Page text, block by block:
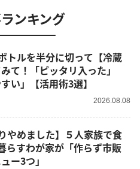
ンキング
て！「ピッタリ入った」
い」【活用術3選】
2026.08.08
らすわが家が「作らず市販
ー3つ」